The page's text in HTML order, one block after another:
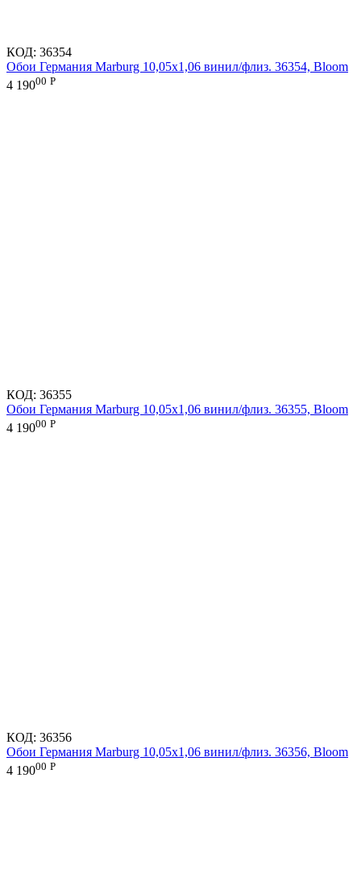
КОД: 36354
Обои Германия Marburg 10,05x1,06 винил/флиз. 36354, Bloom
4 19000 Р
КОД: 36355
Обои Германия Marburg 10,05x1,06 винил/флиз. 36355, Bloom
4 19000 Р
КОД: 36356
Обои Германия Marburg 10,05x1,06 винил/флиз. 36356, Bloom
4 19000 Р